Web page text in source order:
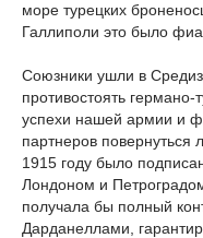
море турецких
Галлиполи это было
Союзники ушли в
противостоять
успехи нашей армии и
партнеров
1915 году было
Лондоном и
получала бы полный
Дарданеллами,